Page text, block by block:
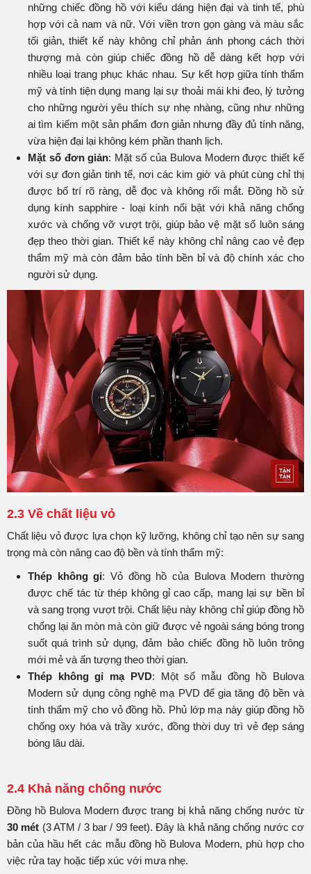
những chiếc đồng hồ với kiểu dáng hiện đại và tinh tế, phù
hợp với cả nam và nữ. Với viền trơn gọn gàng và màu sắc
tối giản, thiết kế này không chỉ phản ánh phong cách thời
thượng mà còn giúp chiếc đồng hồ dễ dàng kết hợp với
nhiều loại trang phục khác nhau. Sự kết hợp giữa tính thẩm
mỹ và tính tiện dụng mang lại sự thoải mái khi đeo, lý tưởng
cho những người yêu thích sự nhẹ nhàng, cũng như những
ai tìm kiếm một sản phẩm đơn giản nhưng đầy đủ tính năng,
vừa hiện đại lại không kém phần thanh lịch.
Mặt số đơn giản: Mặt số của Bulova Modern được thiết kế
với sự đơn giản tinh tế, nơi các kim giờ và phút cùng chỉ thị
được bố trí rõ ràng, dễ đọc và không rối mắt. Đồng hồ sử
dụng kính sapphire - loại kính nổi bật với khả năng chống
xước và chống vỡ vượt trội, giúp bảo vệ mặt số luôn sáng
đẹp theo thời gian. Thiết kế này không chỉ nâng cao vẻ đẹp
thẩm mỹ mà còn đảm bảo tính bền bỉ và độ chính xác cho
người sử dụng.
2.3 Về chất liệu vỏ
Chất liệu vỏ được lựa chọn kỹ lưỡng, không chỉ tạo nên sự sang
trọng mà còn nâng cao độ bền và tính thẩm mỹ:
Thép không gỉ: Vỏ đồng hồ của Bulova Modern thường
được chế tác từ thép không gỉ cao cấp, mang lại sự bền bỉ
và sang trọng vượt trội. Chất liệu này không chỉ giúp đồng hồ
chống lại ăn mòn mà còn giữ được vẻ ngoài sáng bóng trong
suốt quá trình sử dụng, đảm bảo chiếc đồng hồ luôn trông
mới mẻ và ấn tượng theo thời gian.
Thép không gỉ mạ PVD: Một số mẫu đồng hồ Bulova
Modern sử dụng công nghệ mạ PVD để gia tăng độ bền và
tính thẩm mỹ cho vỏ đồng hồ. Phủ lớp mạ này giúp đồng hồ
chống oxy hóa và trầy xước, đồng thời duy trì vẻ đẹp sáng
bóng lâu dài.
2.4 Khả năng chống nước
Đồng hồ Bulova Modern được trang bị khả năng chống nước từ
30 mét (3 ATM / 3 bar / 99 feet). Đây là khả năng chống nước cơ
bản của hầu hết các mẫu đồng hồ Bulova Modern, phù hợp cho
việc rửa tay hoặc tiếp xúc với mưa nhẹ.